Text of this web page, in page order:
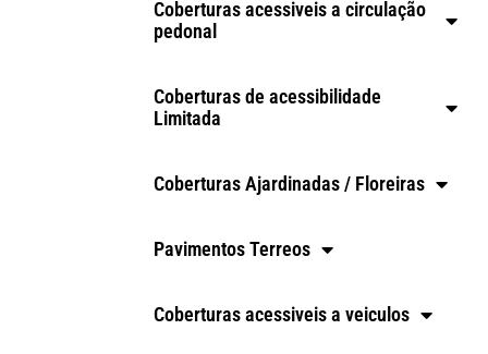
Coberturas acessiveis a circulação
pedonal
Coberturas de acessibilidade
Limitada
Coberturas Ajardinadas / Floreiras
Pavimentos Terreos
Coberturas acessiveis a veiculos